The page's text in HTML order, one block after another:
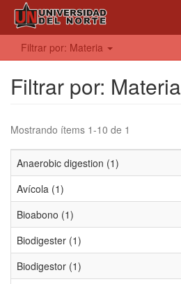
Filtrar por: Materia
Filtrar por: Materia
Mostrando ítems 1-10 de 1
Anaerobic digestion (1)
Avícola (1)
Bioabono (1)
Biodigester (1)
Biodigestor (1)